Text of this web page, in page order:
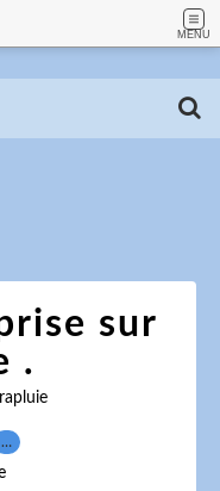
MENU
sur
.
…